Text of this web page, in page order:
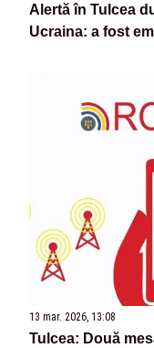
Alertă în Tulcea
Ucraina: a fost
13 mar. 2026, 13:08
Tulcea: Două